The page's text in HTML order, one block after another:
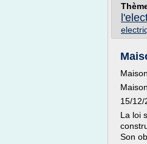
15/12/
La loi
Son